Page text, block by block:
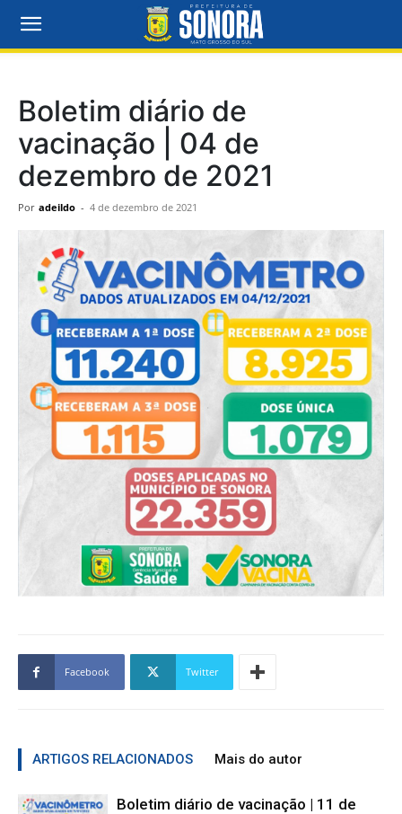
Boletim diário de
vacinação | 04 de
dezembro de 2021
Por adeildo - 4 de dezembro de 2021
Facebook Twitter
ARTIGOS RELACIONADOS Mais do autor
Boletim diário de vacinação | 11 de